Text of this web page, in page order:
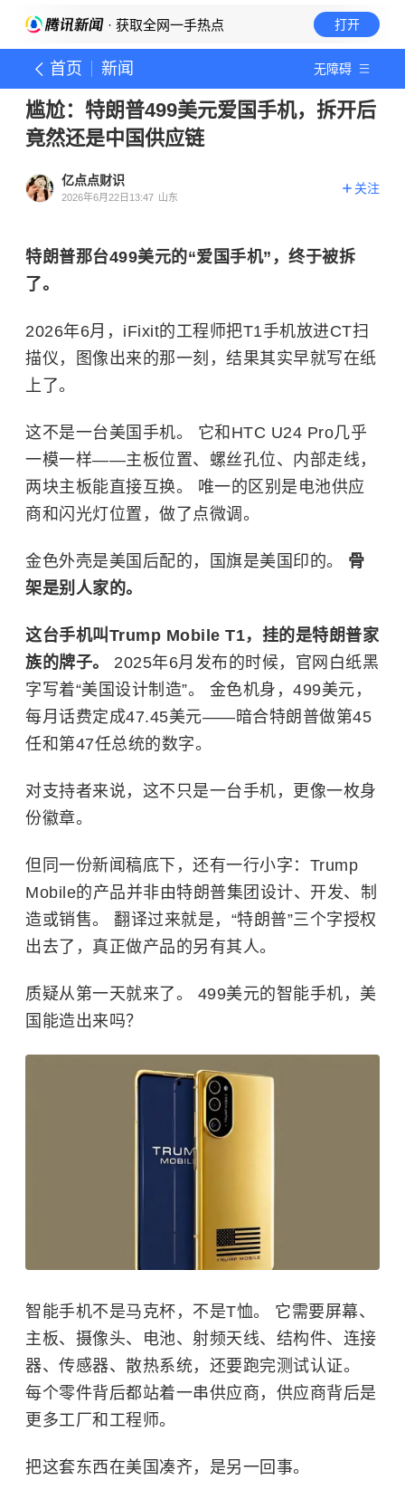
· 获取全网一手热点 打开
首页 新闻 无障碍
尴尬：特朗普499美元爱国手机，拆开后
竟然还是中国供应链
亿点点财识
2026年6月22日13:47 山东
关注
特朗普那台499美元的“爱国手机”，终于被拆
了。
2026年6月，iFixit的工程师把T1手机放进CT扫
描仪，图像出来的那一刻，结果其实早就写在纸
上了。
这不是一台美国手机。 它和HTC U24 Pro几乎
一模一样——主板位置、螺丝孔位、内部走线，
两块主板能直接互换。 唯一的区别是电池供应
商和闪光灯位置，做了点微调。
金色外壳是美国后配的，国旗是美国印的。 骨
架是别人家的。
这台手机叫Trump Mobile T1，挂的是特朗普家
族的牌子。 2025年6月发布的时候，官网白纸黑
字写着“美国设计制造”。 金色机身，499美元，
每月话费定成47.45美元——暗合特朗普做第45
任和第47任总统的数字。
对支持者来说，这不只是一台手机，更像一枚身
份徽章。
但同一份新闻稿底下，还有一行小字：Trump
Mobile的产品并非由特朗普集团设计、开发、制
造或销售。 翻译过来就是，“特朗普”三个字授权
出去了，真正做产品的另有其人。
质疑从第一天就来了。 499美元的智能手机，美
国能造出来吗？
智能手机不是马克杯，不是T恤。 它需要屏幕、
主板、摄像头、电池、射频天线、结构件、连接
器、传感器、散热系统，还要跑完测试认证。
每个零件背后都站着一串供应商，供应商背后是
更多工厂和工程师。
把这套东西在美国凑齐，是另一回事。